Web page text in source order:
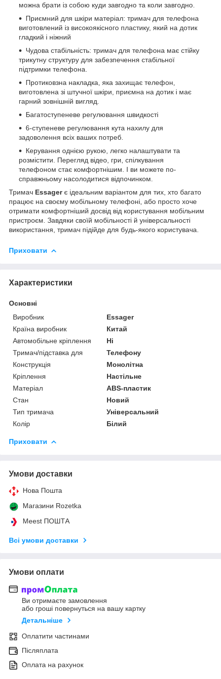
можна брати із собою куди завгодно та коли завгодно.
Приємний для шкіри матеріал: тримач для телефона
виготовлений із високоякісного пластику, який на дотик
гладкий і ніжний
Чудова стабільність: тримач для телефона має стійку
трикутну структуру для забезпечення стабільної
підтримки телефона.
Протиковзна накладка, яка захищає телефон,
виготовлена зі штучної шкіри, приємна на дотик і має
гарний зовнішній вигляд.
Багатоступеневе регулювання швидкості
6-ступеневе регулювання кута нахилу для
задоволення всіх ваших потреб.
Керування однією рукою, легко налаштувати та
розмістити. Перегляд відео, гри, спілкування
телефоном стає комфортнішим. І ви можете по-
справжньому насолодитися відпочинком.
Тримач Essagerє ідеальним варіантом для тих, хто багато
працює на своєму мобільному телефоні, або просто хоче
отримати комфортніший досвід від користування мобільним
пристроєм. Завдяки своїй мобільності й універсальності
використання, тримач підійде для будь-якого користувача.
Приховати
Характеристики
Основні
Виробник
Essager
Країна виробник
Китай
Автомобільне кріплення
Ні
Тримач/підставка для
Телефону
Конструкція
Монолітна
Кріплення
Настільне
Матеріал
ABS-пластик
Стан
Новий
Тип тримача
Універсальний
Колір
Білий
Приховати
Умови доставки
Нова Пошта
Магазини Rozetka
Meest ПОШТА
Всі умови доставки
Умови оплати
Ви отримаєте замовлення
або гроші повернуться на вашу картку
Детальніше
Оплатити частинами
Післяплата
Оплата на рахунок